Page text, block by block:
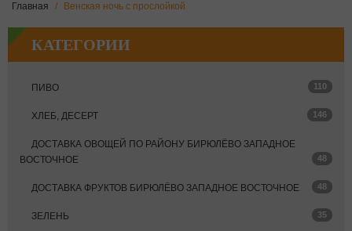
Главная Венская ночь с прослойкой
КАТЕГОРИИ
ПИВО 110
ХЛЕБ, ДЕСЕРТ 146
ДОСТАВКА ОВОЩЕЙ ПО РАЙОНУ БИРЮЛЁВО ЗАПАДНОЕ
ВОСТОЧНОЕ
48
ДОСТАВКА ФРУКТОВ БИРЮЛЁВО ЗАПАДНОЕ ВОСТОЧНОЕ 48
ЗЕЛЕНЬ 35